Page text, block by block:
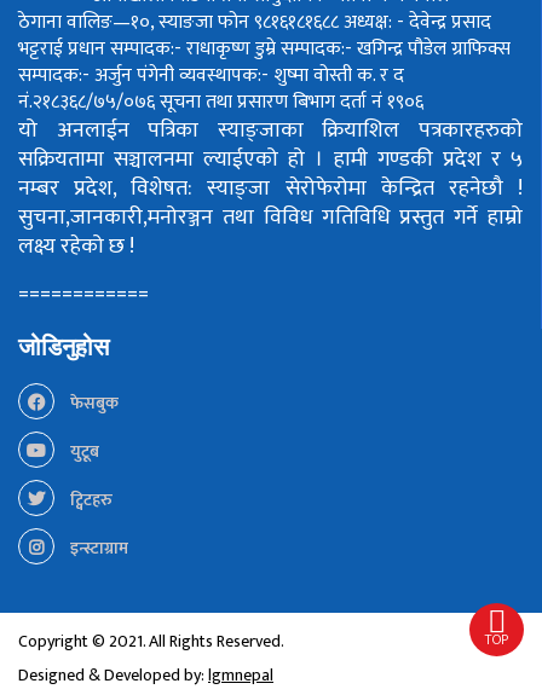
ठेगाना वालिङ—१०, स्याङजा फोन ९८१६१८१६८८अध्यक्ष: - देवेन्द्र प्रसाद
भट्टराईप्रधान सम्पादक:- राधाकृष्ण डुम्रेसम्पादक:- खगिन्द्र पौडेलग्राफिक्स
सम्पादक:- अर्जुन पंगेनीव्यवस्थापक:- शुष्मा वोस्तीक. र द
नं.२१८३६८/७५/०७६सूचना तथा प्रसारण बिभाग दर्ता नं १९०६
यो अनलाईन पत्रिका स्याङ्जाका क्रियाशिल पत्रकारहरुको
सक्रियतामा सञ्चालनमा ल्याईएको हो । हामी गण्डकी प्रदेश र ५
नम्बर प्रदेश, विशेषत: स्याङ्जा सेरोफेरोमा केन्द्रित रहनेछौ !
सुचना,जानकारी,मनोरञ्जन तथा विविध गतिविधि प्रस्तुत गर्ने हाम्रो
लक्ष्य रहेको छ !
============
जोडिनुहोस
फेसबुक
युटूब
ट्विटहरु
इन्स्टाग्राम
Copyright © 2021. All Rights Reserved.
Designed & Developed by:lgmnepal
TOP